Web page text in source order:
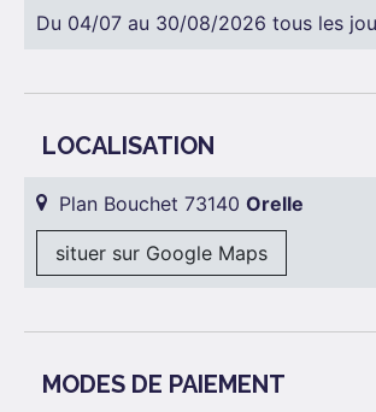
Du 04/07 au 30/08/2026 tous les
LOCALISATION
Plan Bouchet 73140 Orelle
situer sur Google Maps
MODES DE PAIEMENT